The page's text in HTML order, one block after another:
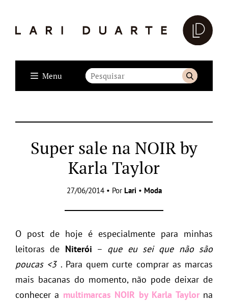
Menu
Super sale na NOIR by
Karla Taylor
27/06/2014 • Por Lari • Moda
O post de hoje é especialmente para minhas
leitoras de Niterói – que eu sei que não são
poucas <3. Para quem curte comprar as marcas
mais bacanas do momento, não pode deixar de
conhecer a multimarcas NOIR by Karla Taylorna